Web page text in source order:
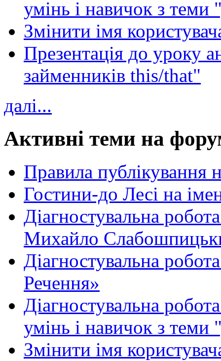
умінь і навичок з теми
Змінити імя
Презентація до уроку
займенників this/that"
далі...
Активні теми на
Правила публікування
Гостини-до Лесі на
Діагностувальна
Михайло
Діагностувальна
Речення»
Діагностувальна
умінь і навичок з теми
Змінити імя